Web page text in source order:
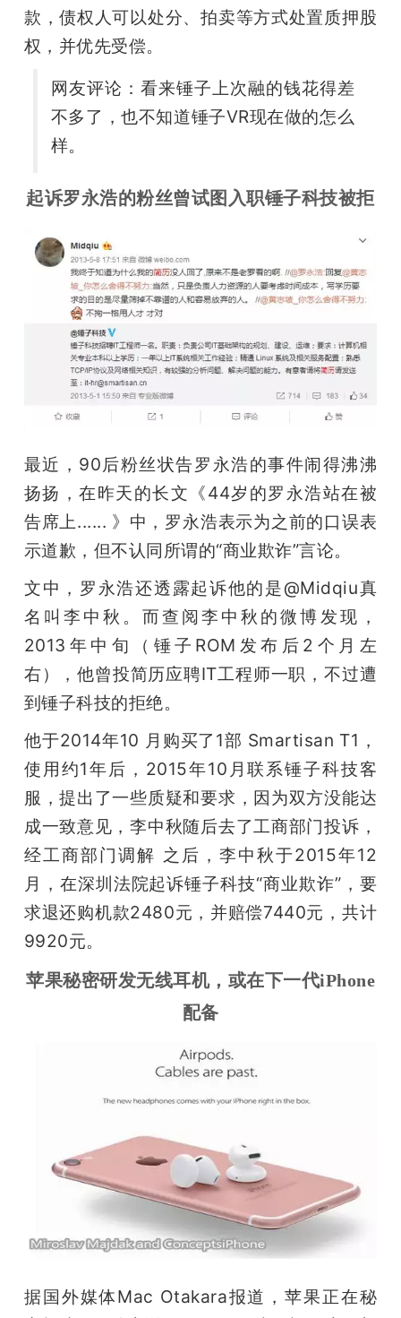
款，债权人可以处分、拍卖等方式处置质押股
权，并优先受偿。
网友评论：看来锤子上次融的钱花得差
不多了，也不知道锤子VR现在做的怎么
样。
起诉罗永浩的粉丝曾试图入职锤子科技被拒
最近，90后粉丝状告罗永浩的事件闹得沸沸
扬扬，在昨天的长文《44岁的罗永浩站在被
告席上...... 》中，罗永浩表示为之前的口误表
示道歉，但不认同所谓的“商业欺诈”言论。
文中，罗永浩还透露起诉他的是@Midqiu真
名叫李中秋。而查阅李中秋的微博发现，
2013年中旬（锤子ROM发布后2个月左
右），他曾投简历应聘IT工程师一职，不过遭
到锤子科技的拒绝。
他于2014年10 月购买了1部 Smartisan T1，
使用约1年后，2015年10月联系锤子科技客
服，提出了一些质疑和要求，因为双方没能达
成一致意见，李中秋随后去了工商部门投诉，
经工商部门调解 之后，李中秋于2015年12
月，在深圳法院起诉锤子科技“商业欺诈”，要
求退还购机款2480元，并赔偿7440元，共计
9920元。
苹果秘密研发无线耳机，或在下一代iPhone
配备
据国外媒体Mac Otakara报道，苹果正在秘